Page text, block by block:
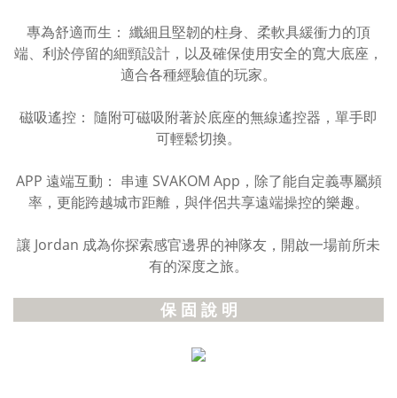
專為舒適而生： 纖細且堅韌的柱身、柔軟具緩衝力的頂
端、利於停留的細頸設計，以及確保使用安全的寬大底座，
適合各種經驗值的玩家。
磁吸遙控： 隨附可磁吸附著於底座的無線遙控器，單手即
可輕鬆切換。
APP 遠端互動： 串連 SVAKOM App，除了能自定義專屬頻
率，更能跨越城市距離，與伴侶共享遠端操控的樂趣。
讓 Jordan 成為你探索感官邊界的神隊友，開啟一場前所未
有的深度之旅。
保 固 說 明